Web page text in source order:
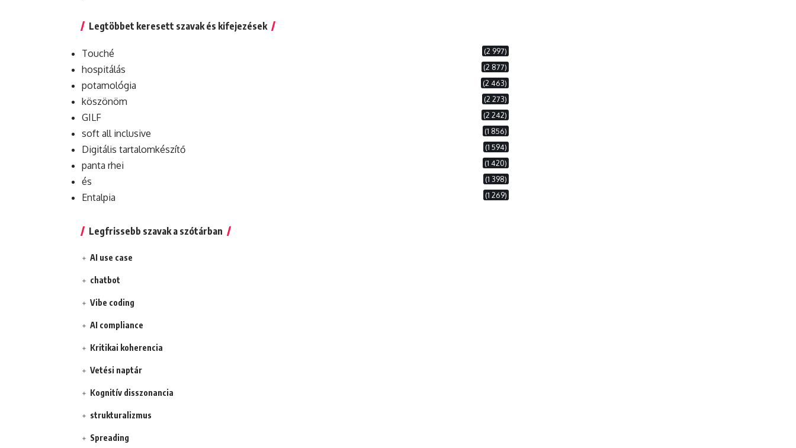
Legtöbbet keresett szavak és kifejezések
Touché (2 997)
hospitálás (2 877)
potamológia (2 463)
köszönöm (2 273)
GILF (2 242)
soft all inclusive (1 856)
Digitális tartalomkészítő (1 594)
panta rhei (1 420)
és (1 398)
Entalpia (1 269)
Legfrissebb szavak a szótárban
AI use case
chatbot
Vibe coding
AI compliance
Kritikai koherencia
Vetési naptár
Kognitív disszonancia
strukturalizmus
Spreading